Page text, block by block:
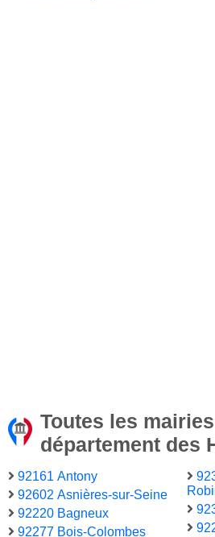
Toutes les
département des
92161 Antony
92602 Asnières-sur-Seine
92220 Bagneux
92277 Bois-Colombes